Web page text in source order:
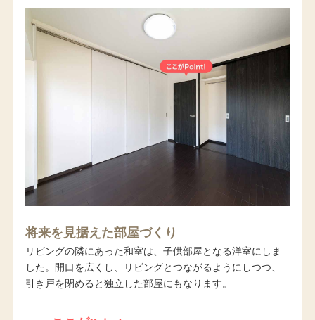
将来を見据えた部屋づくり
リビングの隣にあった和室は、子供部屋となる洋室にしま
した。開口を広くし、リビングとつながるようにしつつ、
引き戸を閉めると独立した部屋にもなります。